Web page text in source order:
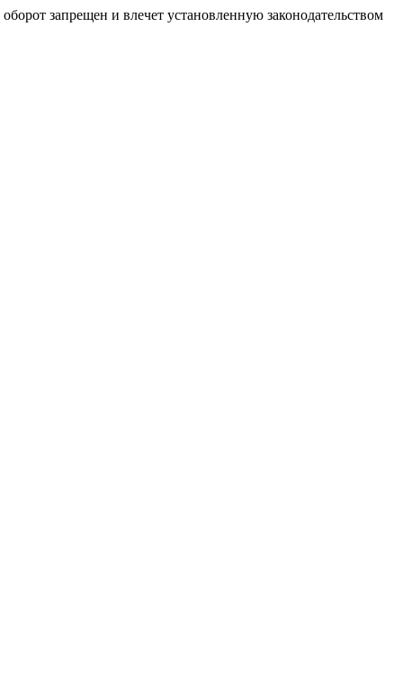
запрещен и влечет установленную законодательством